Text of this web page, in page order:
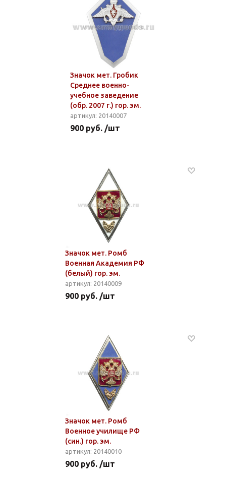
Значок мет. Гробик
Среднее военно-
учебное заведение
(обр. 2007 г.) гор. эм.
артикул: 20140007
900 руб. /шт
Значок мет. Ромб
Военная Академия РФ
(белый) гор. эм.
артикул: 20140009
900 руб. /шт
Значок мет. Ромб
Военное училище РФ
(син.) гор. эм.
артикул: 20140010
900 руб. /шт